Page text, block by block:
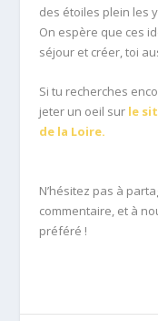
des étoiles plein les
On espère que ces
séjour et créer, toi
Si tu recherches
jeter un oeil sur le
de la Loire.
N’hésitez pas à
commentaire, et à
préféré !